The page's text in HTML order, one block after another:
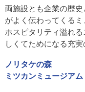
両施設とも企業の歴
がよく伝わってくるミ
ホスピタリティ溢れ
しくてためになる充実
ノリタケの森
ミツカンミュージアム